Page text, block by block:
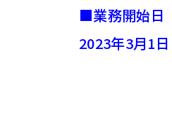
■業務開始⽇
2023年3⽉1⽇